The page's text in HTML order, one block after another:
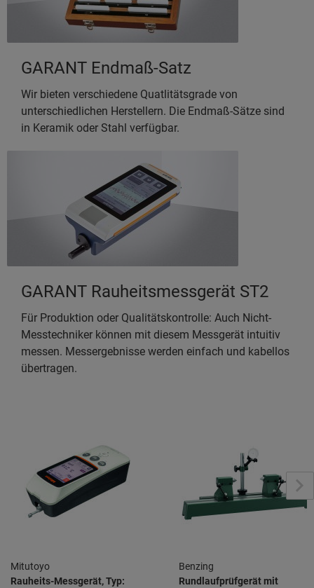
GARANT Endmaß-Satz
Wir bieten verschiedene Quatlitätsgrade von
unterschiedlichen Herstellern. Die Endmaß-Sätze sind
in Keramik oder Stahl verfügbar.
GARANT Rauheitsmessgerät ST2
Für Produktion oder Qualitätskontrolle: Auch Nicht-
Messtechniker können mit diesem Messgerät intuitiv
messen. Messergebnisse werden einfach und kabellos
übertragen.
Mitutoyo
Rauheits-Messgerät, Typ:
Benzing
Rundlaufprüfgerät mit